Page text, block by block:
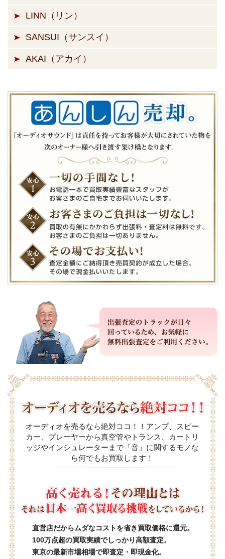
LINN（リン）
SANSUI（サンスイ）
AKAI（アカイ）
オーディオを売るなら絶対ココ！！アンプ、スピー
カー、プレーヤーから真空管やトランス、カートリ
ッジやインシュレーターまで「音」に関するモノな
ら何でもお買取します！
直営店だからムダなコストを省き買取価格に還元。
100万点超の買取実績でしっかり高額査定。
東京の最新市場相場で即査定・即現金化。